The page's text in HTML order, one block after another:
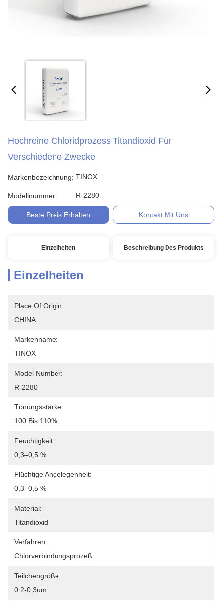
Hochreine Chloridprozess Titandioxid Für
Verschiedene Zwecke
Markenbezeichnung: TINOX
Modellnummer: R-2280
Beste Preis Erhalten Kontakt Mit Uns
Einzelheiten Beschreibung Des Produkts
Einzelheiten
Place Of Origin:
CHINA
Markenname:
TINOX
Model Number:
R-2280
Tönungsstärke:
100 Bis 110%
Feuchtigkeit:
0,3–0,5 %
Flüchtige Angelegenheit:
0,3–0,5 %
Material:
Titandioxid
Verfahren:
Chlorverbindungsprozeß
Teilchengröße:
0.2-0.3um